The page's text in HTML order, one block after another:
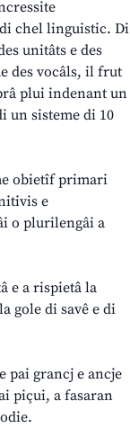
chel linguistic. Di
unitâts e des
des vocâls, il frut
plui indenant un
un sisteme di 10
obietîf primari
e
o plurilengâi a
e a rispietâ la
gole di savê e di
pai grancj e ancje
piçui, a fasaran